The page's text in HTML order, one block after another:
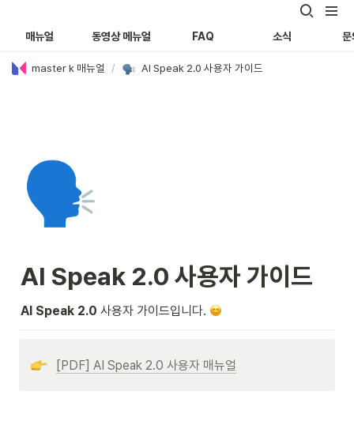
매뉴얼 동영상 메뉴얼 FAQ 소식 문
master k 매뉴얼 / AI Speak 2.0 사용자 가이드
🗣️
AI Speak 2.0 사용자 가이드
AI Speak 2.0 사용자 가이드입니다.
[PDF] AI Speak 2.0 사용자 매뉴얼